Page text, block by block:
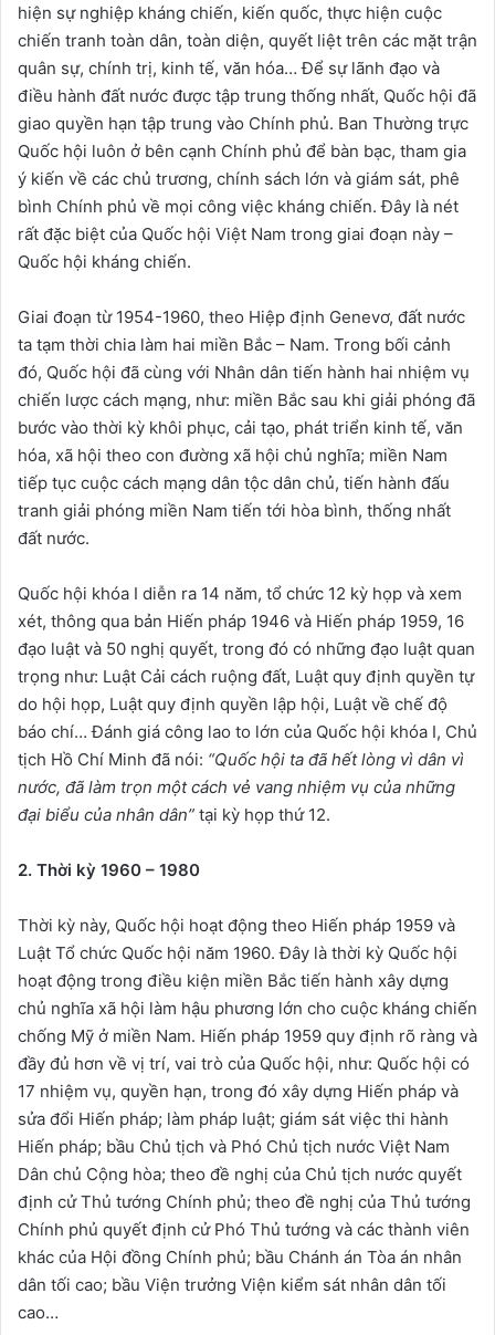
hiện sự nghiệp kháng chiến, kiến quốc, thực hiện cuộc
chiến tranh toàn dân, toàn diện, quyết liệt trên các mặt trận
quân sự, chính trị, kinh tế, văn hóa… Để sự lãnh đạo và
điều hành đất nước được tập trung thống nhất, Quốc hội đã
giao quyền hạn tập trung vào Chính phủ. Ban Thường trực
Quốc hội luôn ở bên cạnh Chính phủ để bàn bạc, tham gia
ý kiến về các chủ trương, chính sách lớn và giám sát, phê
bình Chính phủ về mọi công việc kháng chiến. Đây là nét
rất đặc biệt của Quốc hội Việt Nam trong giai đoạn này –
Quốc hội kháng chiến.
Giai đoạn từ 1954-1960, theo Hiệp định Genevơ, đất nước
ta tạm thời chia làm hai miền Bắc – Nam. Trong bối cảnh
đó, Quốc hội đã cùng với Nhân dân tiến hành hai nhiệm vụ
chiến lược cách mạng, như: miền Bắc sau khi giải phóng đã
bước vào thời kỳ khôi phục, cải tạo, phát triển kinh tế, văn
hóa, xã hội theo con đường xã hội chủ nghĩa; miền Nam
tiếp tục cuộc cách mạng dân tộc dân chủ, tiến hành đấu
tranh giải phóng miền Nam tiến tới hòa bình, thống nhất
đất nước.
Quốc hội khóa I diễn ra 14 năm, tổ chức 12 kỳ họp và xem
xét, thông qua bản Hiến pháp 1946 và Hiến pháp 1959, 16
đạo luật và 50 nghị quyết, trong đó có những đạo luật quan
trọng như: Luật Cải cách ruộng đất, Luật quy định quyền tự
do hội họp, Luật quy định quyền lập hội, Luật về chế độ
báo chí… Đánh giá công lao to lớn của Quốc hội khóa I, Chủ
tịch Hồ Chí Minh đã nói: “Quốc hội ta đã hết lòng vì dân vì
nước, đã làm trọn một cách vẻ vang nhiệm vụ của những
đại biểu của nhân dân” tại kỳ họp thứ 12.
2. Thời kỳ 1960 – 1980
Thời kỳ này, Quốc hội hoạt động theo Hiến pháp 1959 và
Luật Tổ chức Quốc hội năm 1960. Đây là thời kỳ Quốc hội
hoạt động trong điều kiện miền Bắc tiến hành xây dựng
chủ nghĩa xã hội làm hậu phương lớn cho cuộc kháng chiến
chống Mỹ ở miền Nam. Hiến pháp 1959 quy định rõ ràng và
đầy đủ hơn về vị trí, vai trò của Quốc hội, như: Quốc hội có
17 nhiệm vụ, quyền hạn, trong đó xây dựng Hiến pháp và
sửa đổi Hiến pháp; làm pháp luật; giám sát việc thi hành
Hiến pháp; bầu Chủ tịch và Phó Chủ tịch nước Việt Nam
Dân chủ Cộng hòa; theo đề nghị của Chủ tịch nước quyết
định cử Thủ tướng Chính phủ; theo đề nghị của Thủ tướng
Chính phủ quyết định cử Phó Thủ tướng và các thành viên
khác của Hội đồng Chính phủ; bầu Chánh án Tòa án nhân
dân tối cao; bầu Viện trưởng Viện kiểm sát nhân dân tối
cao…